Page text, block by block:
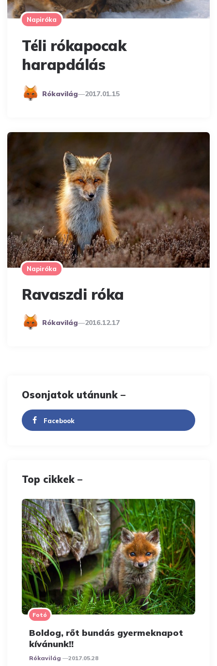
Napiróka
Téli rókapocak
harapdálás
Posted
Rókavilág 2017.01.15
Napiróka
Ravaszdi róka
Posted
Rókavilág 2016.12.17
Osonjatok utánunk –
Facebook
Top cikkek –
Fotó
Boldog, rőt bundás gyermeknapot
kívánunk!!
Posted
Rókavilág 2017.05.28